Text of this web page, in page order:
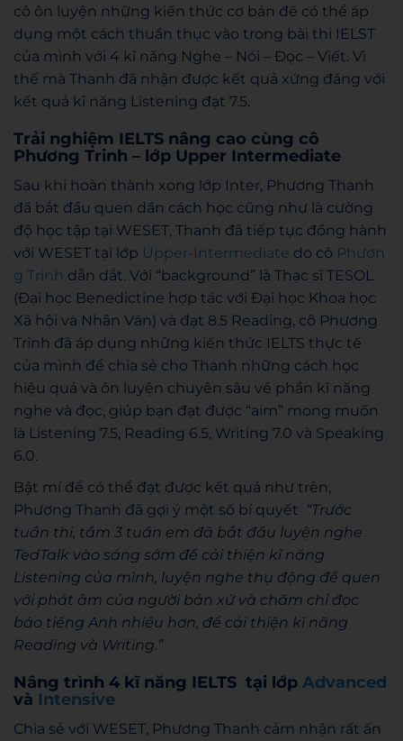
cô ôn luyện những kiến thức cơ bản để có thể áp
dụng một cách thuần thục vào trong bài thi IELST
của mình với 4 kĩ năng Nghe – Nói – Đọc – Viết. Vì
thế mà Thanh đã nhận được kết quả xứng đáng với
kết quả kĩ năng Listening đạt 7.5.
Trải nghiệm IELTS nâng cao cùng cô
Phương Trinh – lớp Upper Intermediate
Sau khi hoàn thành xong lớp Inter, Phương Thanh
đã bắt đầu quen dần cách học cũng như là cường
độ học tập tại WESET, Thanh đã tiếp tục đồng hành
với WESET tại lớp Upper-Intermediate do cô Phươn
g Trinh dẫn dắt. Với “background” là Thạc sĩ TESOL
(Đại học Benedictine hợp tác với Đại học Khoa học
Xã hội và Nhân Văn) và đạt 8.5 Reading, cô Phương
Trinh đã áp dụng những kiến thức IELTS thực tế
của mình để chia sẻ cho Thanh những cách học
hiệu quả và ôn luyện chuyên sâu về phần kĩ năng
nghe và đọc, giúp bạn đạt được “aim” mong muốn
là Listening 7.5, Reading 6.5, Writing 7.0 và Speaking
6.0.
Bật mí để có thể đạt được kết quả như trên,
Phương Thanh đã gợi ý một số bí quyết
“Trước
tuần thi, tầm 3 tuần em đã bắt đầu luyện nghe
TedTalk vào sáng sớm để cải thiện kĩ năng
Listening của mình, luyện nghe thụ động để quen
với phát âm của người bản xứ và chăm chỉ đọc
báo tiếng Anh nhiều hơn, để cải thiện kĩ năng
Reading và Writing.”
Nâng trình 4 kĩ năng IELTS tại lớp Advanced
và Intensive
Chia sẻ với WESET, Phương Thanh cảm nhận rất ấn